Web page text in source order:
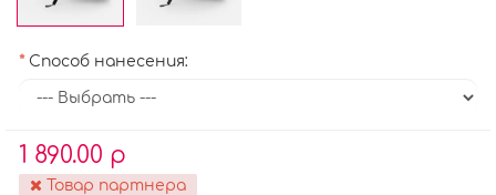
Способ нанесения:
1 890.00 р
Товар партнера